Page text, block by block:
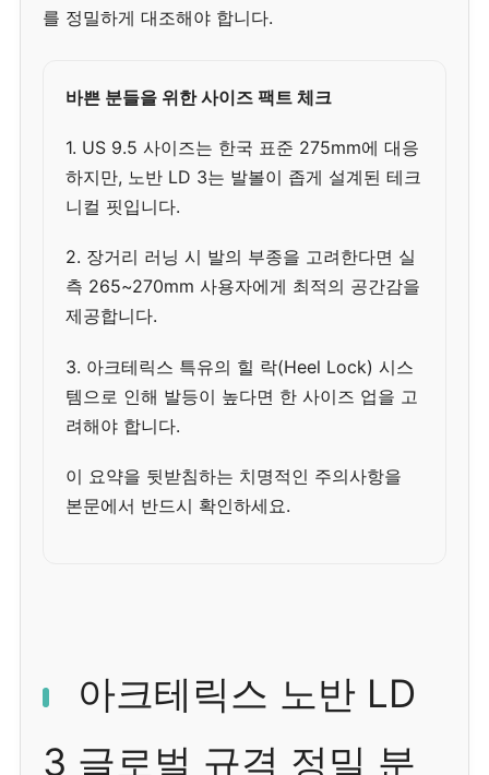
를 정밀하게 대조해야 합니다.
바쁜 분들을 위한 사이즈 팩트 체크
1. US 9.5 사이즈는 한국 표준 275mm에 대응
하지만, 노반 LD 3는 발볼이 좁게 설계된 테크
니컬 핏입니다.
2. 장거리 러닝 시 발의 부종을 고려한다면 실
측 265~270mm 사용자에게 최적의 공간감을
제공합니다.
3. 아크테릭스 특유의 힐 락(Heel Lock) 시스
템으로 인해 발등이 높다면 한 사이즈 업을 고
려해야 합니다.
이 요약을 뒷받침하는 치명적인 주의사항을
본문에서 반드시 확인하세요.
아크테릭스 노반 LD
3 글로벌 규격 정밀 분